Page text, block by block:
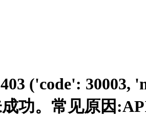
('code': 30003,
功。常见原因